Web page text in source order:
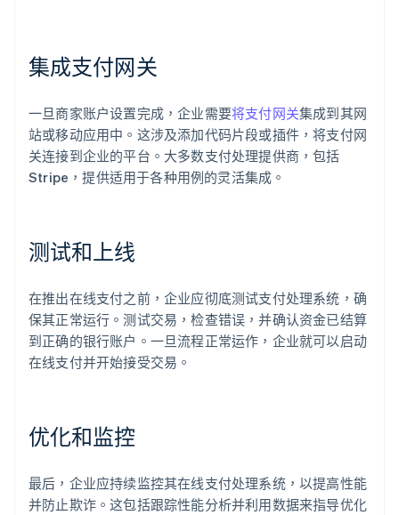
集成支付网关
一旦商家账户设置完成，企业需要将支付网关集成到其网
站或移动应用中。这涉及添加代码片段或插件，将支付网
关连接到企业的平台。大多数支付处理提供商，包括
Stripe，提供适用于各种用例的灵活集成。
测试和上线
在推出在线支付之前，企业应彻底测试支付处理系统，确
保其正常运行。测试交易，检查错误，并确认资金已结算
到正确的银行账户。一旦流程正常运作，企业就可以启动
在线支付并开始接受交易。
优化和监控
最后，企业应持续监控其在线支付处理系统，以提高性能
并防止欺诈。这包括跟踪性能分析并利用数据来指导优化